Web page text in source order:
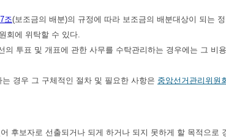
조(보조금의 배분)의 규정에 따라 보조금의 배분대상이 되는
회에 위탁할 수 있다.
투표 및 개표에 관한 사무를 수탁관리하는 경우에는 그 비
경우 그 구체적인 절차 및 필요한 사항은 중앙선거관리위원
후보자로 선출되거나 되게 하거나 되지 못하게 할 목적으로